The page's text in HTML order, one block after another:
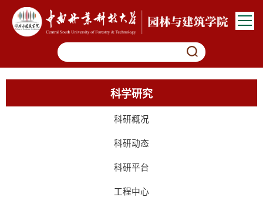
科学研究
科研概况
科研动态
科研平台
工程中心